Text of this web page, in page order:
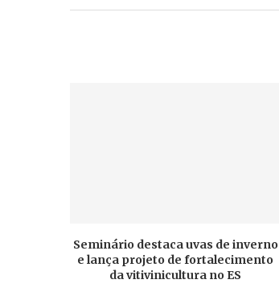
Seminário destaca uvas de inverno
e lança projeto de fortalecimento
da vitivinicultura no ES